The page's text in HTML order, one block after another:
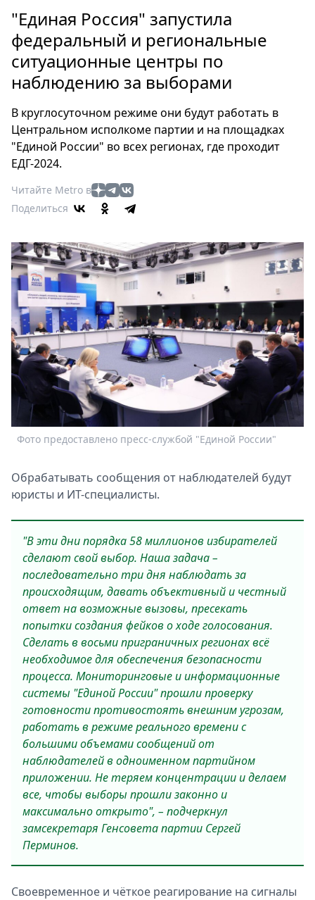
Россия
Мир
Здоровье
Еда
Мода
Театр
Книги
Выставки
релизы
О
Metro
Стримы
Спецпроекты
Звезды
Выборы
2026
Скачай
Metro
"Единая Россия" запустила
федеральный и региональные
ситуационные центры по
наблюдению за выборами
В круглосуточном режиме они будут работать в
Центральном исполкоме партии и на площадках
"Единой России" во всех регионах, где проходит
ЕДГ-2024.
Читайте Metro в
Поделиться
Фото предоставлено пресс-службой "Единой России"
Обрабатывать сообщения от наблюдателей будут
юристы и ИТ-специалисты.
"В эти дни порядка 58 миллионов избирателей
сделают свой выбор. Наша задача –
последовательно три дня наблюдать за
происходящим, давать объективный и честный
ответ на возможные вызовы, пресекать
попытки создания фейков о ходе голосования.
Сделать в восьми приграничных регионах всё
необходимое для обеспечения безопасности
процесса. Мониторинговые и информационные
системы "Единой России" прошли проверку
готовности противостоять внешним угрозам,
работать в режиме реального времени с
большими объемами сообщений от
наблюдателей в одноименном партийном
приложении. Не теряем концентрации и делаем
все, чтобы выборы прошли законно и
максимально открыто", – подчеркнул
замсекретаря Генсовета партии Сергей
Перминов.
Своевременное и чёткое реагирование на сигналы